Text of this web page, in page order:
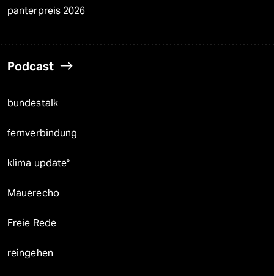
panterpreis 2026
Podcast
bundestalk
fernverbindung
klima update°
Mauerecho
Freie Rede
reingehen